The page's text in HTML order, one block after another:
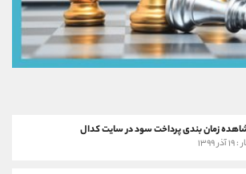
زمان بندی پرداخت سود در سایت کدال
۱۳۹۹